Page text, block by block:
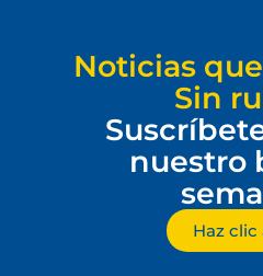
Noticias
Sin
nuestro
Haz clic